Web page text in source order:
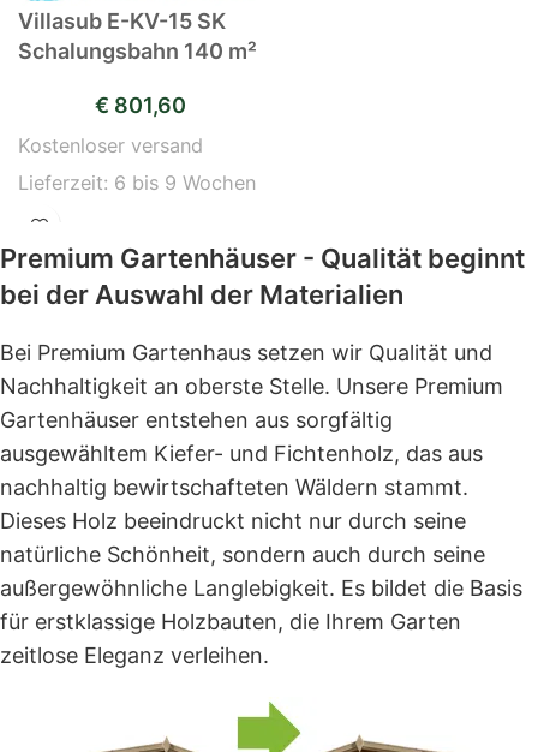
Villasub E-KV-15 SK
Schalungsbahn 140 m²
€ 801,60
Kostenloser versand
Lieferzeit: 6 bis 9 Wochen
Premium Gartenhäuser - Qualität beginnt
bei der Auswahl der Materialien
Bei Premium Gartenhaus setzen wir Qualität und
Nachhaltigkeit an oberste Stelle. Unsere Premium
Gartenhäuser entstehen aus sorgfältig
ausgewähltem Kiefer- und Fichtenholz, das aus
nachhaltig bewirtschafteten Wäldern stammt.
Dieses Holz beeindruckt nicht nur durch seine
natürliche Schönheit, sondern auch durch seine
außergewöhnliche Langlebigkeit. Es bildet die Basis
für erstklassige Holzbauten, die Ihrem Garten
zeitlose Eleganz verleihen.